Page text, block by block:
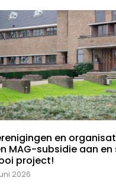
en
MAG-subsidie aan
project!
2026